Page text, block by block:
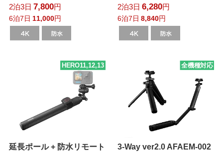
2泊3日 7,800円
6泊7日 11,000円
2泊3日 6,280円
6泊7日 8,840円
延長ポール + 防水リモート
HERO11,12,13
3-Way ver2.0 AFAEM-002
全機種対応